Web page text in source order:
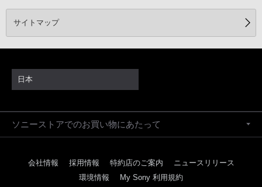
サイトマップ
日本
ソニーストアでのお買い物にあたって
会社情報 採用情報 特約店のご案内
ニュースリリース
環境情報
My Sony 利用規約